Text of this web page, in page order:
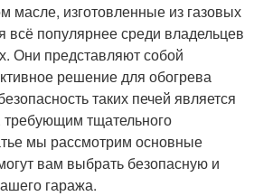
Самодельная печь
Экономичная печь
масле, изготовленные из газовых
всё популярнее среди владельцев
Они представляют собой
решение для обогрева
таких печей является
тщательного
мы рассмотрим основные
вам выбрать безопасную и
гаража.